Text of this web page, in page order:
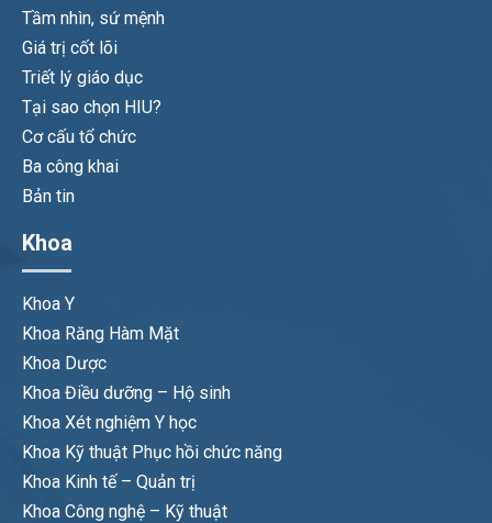
Tầm nhìn, sứ mệnh
Giá trị cốt lõi
Triết lý giáo dục
Tại sao chọn HIU?
Cơ cấu tổ chức
Ba công khai
Bản tin
Khoa
Khoa Y
Khoa Răng Hàm Mặt
Khoa Dược
Khoa Điều dưỡng – Hộ sinh
Khoa Xét nghiệm Y học
Khoa Kỹ thuật Phục hồi chức năng
Khoa Kinh tế – Quản trị
Khoa Công nghệ – Kỹ thuật